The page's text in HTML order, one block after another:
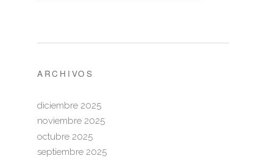
ARCHIVOS
diciembre 2025
noviembre 2025
octubre 2025
septiembre 2025